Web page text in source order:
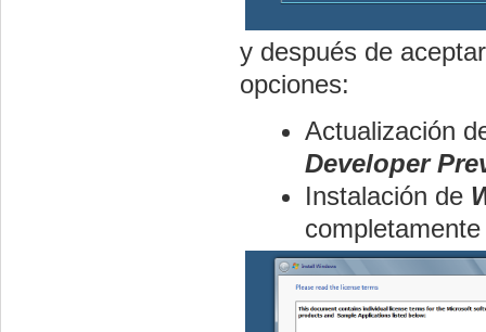
y después de
opciones:
Actualización
Developer
Instalación de